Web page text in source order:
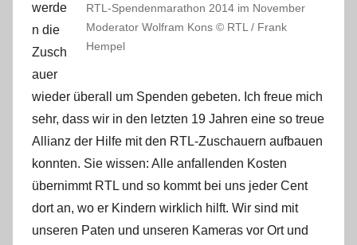
RTL-Spendenmarathon 2014 im November
Moderator Wolfram Kons © RTL / Frank
Hempel
werde
n die
Zusch
auer
wieder überall um Spenden gebeten. Ich freue mich
sehr, dass wir in den letzten 19 Jahren eine so treue
Allianz der Hilfe mit den RTL-Zuschauern aufbauen
konnten. Sie wissen: Alle anfallenden Kosten
übernimmt RTL und so kommt bei uns jeder Cent
dort an, wo er Kindern wirklich hilft. Wir sind mit
unseren Paten und unseren Kameras vor Ort und